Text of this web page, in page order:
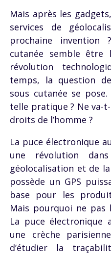
Mais après les
services de
prochaine invention
cutanée semble
révolution
temps, la question
sous cutanée se
telle pratique ? Ne va-
droits de l’homme ?
La puce électronique
une révolution
géolocalisation et de
possède un GPS
base pour les
Mais pourquoi ne
La puce électronique
une crèche
d’étudier la